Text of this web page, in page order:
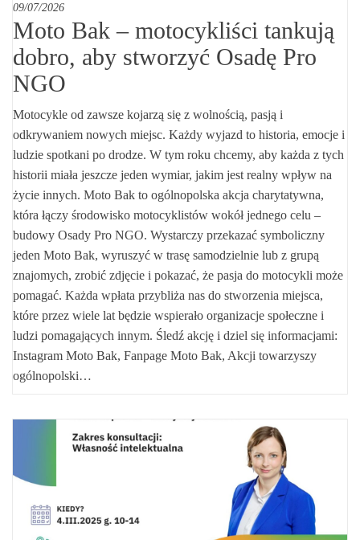
09/07/2026
Moto Bak – motocykliści tankują
dobro, aby stworzyć Osadę Pro
NGO
Motocykle od zawsze kojarzą się z wolnością, pasją i
odkrywaniem nowych miejsc. Każdy wyjazd to historia, emocje i
ludzie spotkani po drodze. W tym roku chcemy, aby każda z tych
historii miała jeszcze jeden wymiar, jakim jest realny wpływ na
życie innych. Moto Bak to ogólnopolska akcja charytatywna,
która łączy środowisko motocyklistów wokół jednego celu –
budowy Osady Pro NGO. Wystarczy przekazać symboliczny
jeden Moto Bak, wyruszyć w trasę samodzielnie lub z grupą
znajomych, zrobić zdjęcie i pokazać, że pasja do motocykli może
pomagać. Każda wpłata przybliża nas do stworzenia miejsca,
które przez wiele lat będzie wspierało organizacje społeczne i
ludzi pomagających innym. Śledź akcję i dziel się informacjami:
Instagram Moto Bak, Fanpage Moto Bak, Akcji towarzyszy
ogólnopolski…